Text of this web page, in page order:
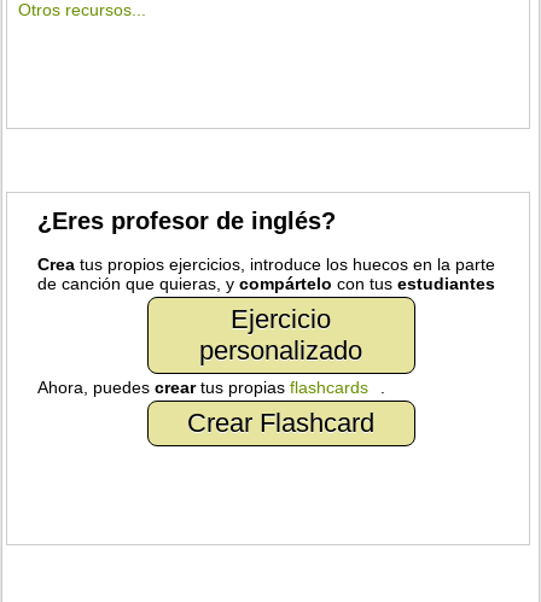
Otros recursos...
¿Eres profesor de inglés?
Crea tus propios ejercicios, introduce los huecos en la parte
de canción que quieras, ycompártelo con tusestudiantes
Ejercicio
personalizado
Ahora, puedescreartus propiasflashcards
Crear Flashcard